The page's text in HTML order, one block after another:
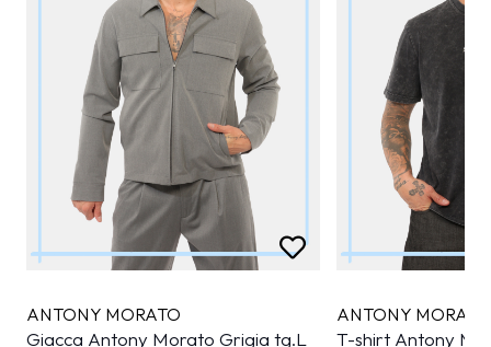
ANTONY MORATO
Giacca Antony Morato Grigia tg.L
ANTONY MORATO
T-shirt Antony